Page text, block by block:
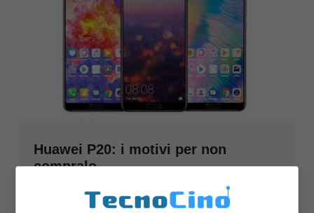
Huawei P20: i motivi per non
compralo
Marzo 31, 2018